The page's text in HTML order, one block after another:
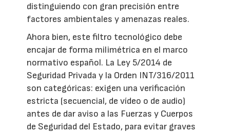
distinguiendo con gran precisión entre
factores ambientales y amenazas reales.
Ahora bien, este filtro tecnológico debe
encajar de forma milimétrica en el marco
normativo español. La Ley 5/2014 de
Seguridad Privada y la Orden INT/316/2011
son categóricas: exigen una verificación
estricta (secuencial, de vídeo o de audio)
antes de dar aviso a las Fuerzas y Cuerpos
de Seguridad del Estado, para evitar graves